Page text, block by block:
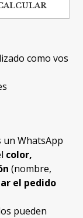
como vos
un WhatsApp
color,
(nombre,
el pedido
pueden